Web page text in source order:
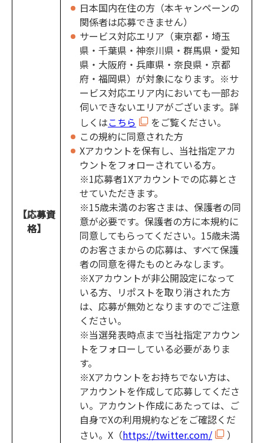
【応募資
格】
日本国内在住の方（本キャンペーンの
関係者は応募できません）
サービス対応エリア（東京都・埼玉
県・千葉県・神奈川県・群馬県・愛知
県・大阪府・兵庫県・奈良県・京都
府・福岡県）が対象になります。※サ
ービス対応エリア内においても一部お
伺いできないエリアがございます。詳
しくはこちら
をご覧ください。
この規約に同意された方
Xアカウントを保有し、当社指定アカ
ウントをフォローされている方。
※1応募者1Xアカウントでの応募とさ
せていただきます。
※15歳未満のお客さまは、保護者の同
意が必要です。保護者の方に本規約に
同意してもらってください。15歳未満
のお客さまからの応募は、すべて保護
者の同意を得たものとみなします。
※Xアカウントが非公開設定になって
いる方、リポストを取り消された方
は、応募が無効となりますのでご注意
ください。
※当選発表時点まで当社指定アカウン
トをフォローしている必要がありま
す。
※Xアカウントをお持ちでない方は、
アカウントを作成して応募してくださ
い。アカウント作成にあたっては、ご
自身でXの利用規約などをご確認くだ
さい。X（https://twitter.com/ ）